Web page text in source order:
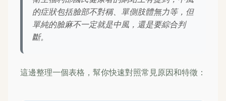
的症狀包括臉部不對稱、單側肢體無力等，但
單純的臉麻不一定就是中風，還是要綜合判
斷。
這邊整理一個表格，幫你快速對照常見原因和特徵：